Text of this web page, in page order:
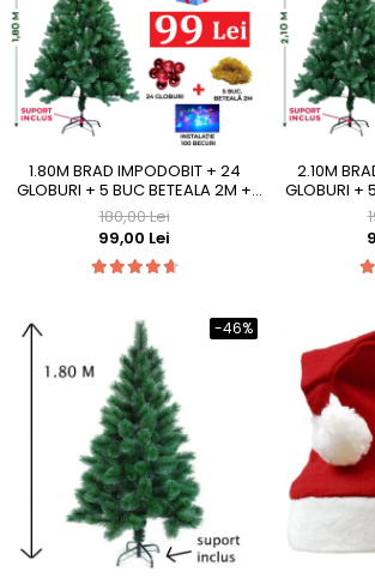
1.80M BRAD IMPODOBIT + 24
GLOBURI + 5 BUC BETEALA 2M +
INSTALATIE 100LED + SUPORT
METALIC
180,00 Lei
99,00 Lei
2.10M
GLOBURI +
-46%